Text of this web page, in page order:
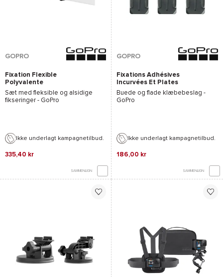
GOPRO
Fixation Flexible
Polyvalente
Sæt med fleksible og alsidige
fikseringer - GoPro
Ikke underlagt kampagnetilbud.
335,40 kr
SAMMENLIGN
GOPRO
Fixations Adhésives
Incurvées Et Plates
Buede og flade klæbebeslag -
GoPro
Ikke underlagt kampagnetilbud.
186,00 kr
SAMMENLIGN